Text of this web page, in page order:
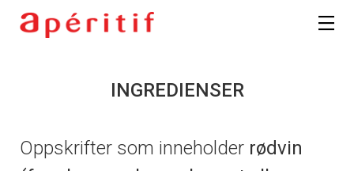
INGREDIENSER
Oppskrifter som inneholder rødvin